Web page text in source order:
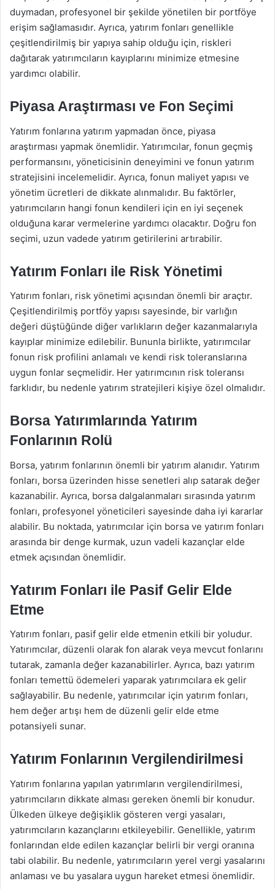
duymadan, profesyonel bir şekilde yönetilen bir portföye
erişim sağlamasıdır. Ayrıca, yatırım fonları genellikle
çeşitlendirilmiş bir yapıya sahip olduğu için, riskleri
dağıtarak yatırımcıların kayıplarını minimize etmesine
yardımcı olabilir.
Piyasa Araştırması ve Fon Seçimi
Yatırım fonlarına yatırım yapmadan önce, piyasa
araştırması yapmak önemlidir. Yatırımcılar, fonun geçmiş
performansını, yöneticisinin deneyimini ve fonun yatırım
stratejisini incelemelidir. Ayrıca, fonun maliyet yapısı ve
yönetim ücretleri de dikkate alınmalıdır. Bu faktörler,
yatırımcıların hangi fonun kendileri için en iyi seçenek
olduğuna karar vermelerine yardımcı olacaktır. Doğru fon
seçimi, uzun vadede yatırım getirilerini artırabilir.
Yatırım Fonları ile Risk Yönetimi
Yatırım fonları, risk yönetimi açısından önemli bir araçtır.
Çeşitlendirilmiş portföy yapısı sayesinde, bir varlığın
değeri düştüğünde diğer varlıkların değer kazanmalarıyla
kayıplar minimize edilebilir. Bununla birlikte, yatırımcılar
fonun risk profilini anlamalı ve kendi risk toleranslarına
uygun fonlar seçmelidir. Her yatırımcının risk toleransı
farklıdır, bu nedenle yatırım stratejileri kişiye özel olmalıdır.
Borsa Yatırımlarında Yatırım
Fonlarının Rolü
Borsa, yatırım fonlarının önemli bir yatırım alanıdır. Yatırım
fonları, borsa üzerinden hisse senetleri alıp satarak değer
kazanabilir. Ayrıca, borsa dalgalanmaları sırasında yatırım
fonları, profesyonel yöneticileri sayesinde daha iyi kararlar
alabilir. Bu noktada, yatırımcılar için borsa ve yatırım fonları
arasında bir denge kurmak, uzun vadeli kazançlar elde
etmek açısından önemlidir.
Yatırım Fonları ile Pasif Gelir Elde
Etme
Yatırım fonları, pasif gelir elde etmenin etkili bir yoludur.
Yatırımcılar, düzenli olarak fon alarak veya mevcut fonlarını
tutarak, zamanla değer kazanabilirler. Ayrıca, bazı yatırım
fonları temettü ödemeleri yaparak yatırımcılara ek gelir
sağlayabilir. Bu nedenle, yatırımcılar için yatırım fonları,
hem değer artışı hem de düzenli gelir elde etme
potansiyeli sunar.
Yatırım Fonlarının Vergilendirilmesi
Yatırım fonlarına yapılan yatırımların vergilendirilmesi,
yatırımcıların dikkate alması gereken önemli bir konudur.
Ülkeden ülkeye değişiklik gösteren vergi yasaları,
yatırımcıların kazançlarını etkileyebilir. Genellikle, yatırım
fonlarından elde edilen kazançlar belirli bir vergi oranına
tabi olabilir. Bu nedenle, yatırımcıların yerel vergi yasalarını
anlaması ve bu yasalara uygun hareket etmesi önemlidir.